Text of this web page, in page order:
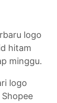
logo
hitam
minggu.
logo